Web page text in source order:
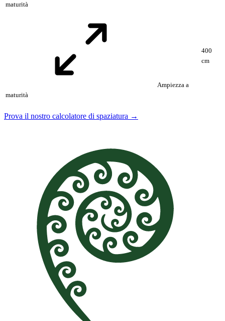
maturità
Ampiezza a
maturità
400
cm
Prova il nostro calcolatore di spaziatura →